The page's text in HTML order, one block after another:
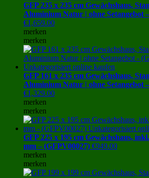
GFP 235 x 235 cm Gewächshaus,
Aluminium Natur | ohne Setangebot
€1,659.00
merken
merken
GFP 161 x 235 cm Gewächshaus,
Aluminium Natur | ohne Setangebot
€1,329.00
merken
merken
GFP 225 x 195 cm Gewächshaus,
mm – (GFPV00027) €949.00
merken
merken